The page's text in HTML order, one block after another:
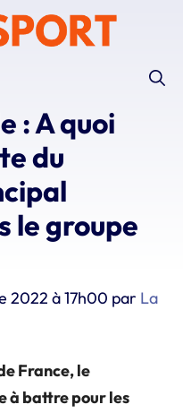
: A quoi
du
le groupe
2022 à 17h00 par La
France, le
à battre pour les